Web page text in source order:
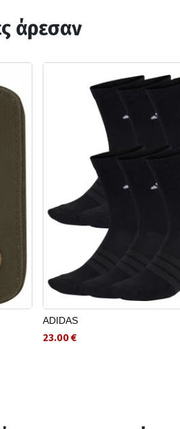
άρεσαν
ADIDAS
23.00 €